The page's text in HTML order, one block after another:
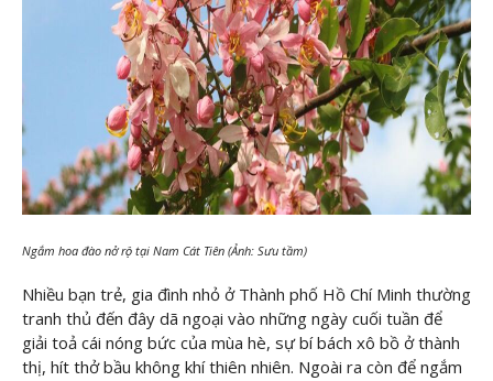
Ngắm hoa đào nở rộ tại Nam Cát Tiên (Ảnh: Sưu tầm)
Nhiều bạn trẻ, gia đình nhỏ ở Thành phố Hồ Chí Minh thường
tranh thủ đến đây dã ngoại vào những ngày cuối tuần để
giải toả cái nóng bức của mùa hè, sự bí bách xô bồ ở thành
thị, hít thở bầu không khí thiên nhiên. Ngoài ra còn để ngắm